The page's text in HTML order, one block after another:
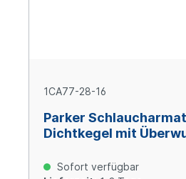
1CA77-28-16
Parker
Dichtkegel mit
verzinkt Cr(VI)-frei
Sofort verfügbar